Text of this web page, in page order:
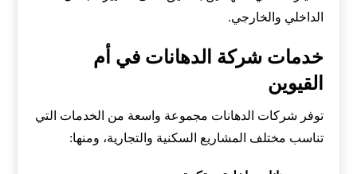
الداخلي والخارجي.
خدمات شركة الدهانات في أم
القيوين
توفر شركات الدهانات مجموعة واسعة من الخدمات التي
تناسب مختلف المشاريع السكنية والتجارية، ومنها: